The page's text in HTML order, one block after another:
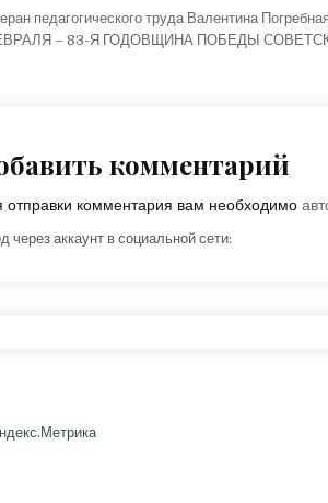
по записям
педагогического труда Валентина
– 83-Я ГОДОВЩИНА ПОБЕДЫ
комментарий
отправки комментария вам необходимо
через аккаунт в социальной сети: